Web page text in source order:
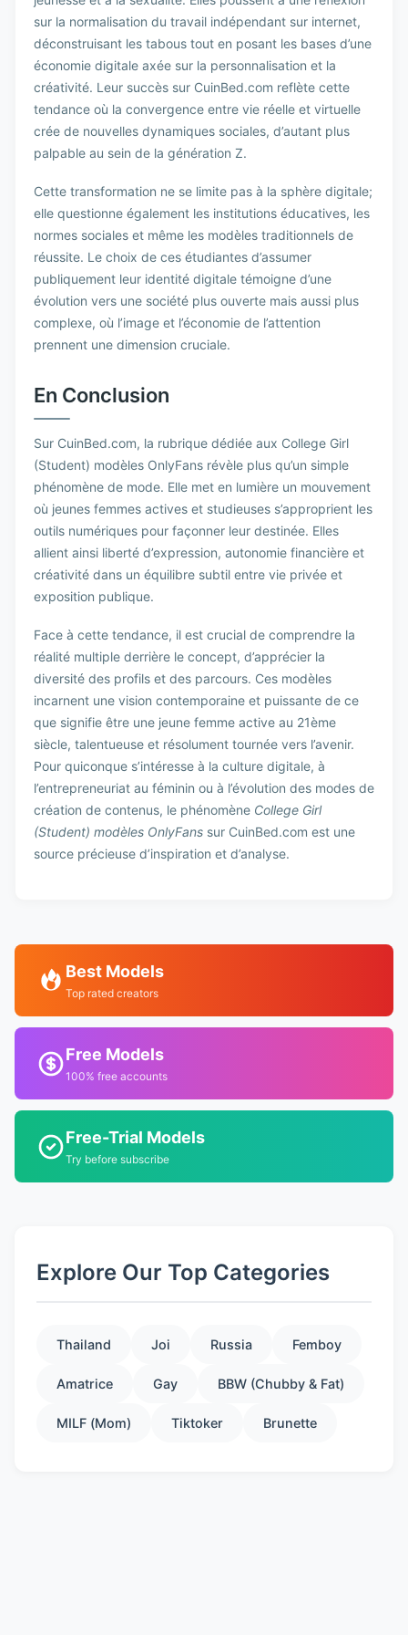
sur la normalisation du travail indépendant sur internet,
déconstruisant les tabous tout en posant les bases d’une
économie digitale axée sur la personnalisation et la
créativité. Leur succès sur CuinBed.com reflète cette
tendance où la convergence entre vie réelle et virtuelle
crée de nouvelles dynamiques sociales, d’autant plus
palpable au sein de la génération Z.
Cette transformation ne se limite pas à la sphère digitale;
elle questionne également les institutions éducatives, les
normes sociales et même les modèles traditionnels de
réussite. Le choix de ces étudiantes d’assumer
publiquement leur identité digitale témoigne d’une
évolution vers une société plus ouverte mais aussi plus
complexe, où l’image et l’économie de l’attention
prennent une dimension cruciale.
En Conclusion
Sur CuinBed.com, la rubrique dédiée aux College Girl
(Student) modèles OnlyFans révèle plus qu’un simple
phénomène de mode. Elle met en lumière un mouvement
où jeunes femmes actives et studieuses s’approprient les
outils numériques pour façonner leur destinée. Elles
allient ainsi liberté d’expression, autonomie financière et
créativité dans un équilibre subtil entre vie privée et
exposition publique.
Face à cette tendance, il est crucial de comprendre la
réalité multiple derrière le concept, d’apprécier la
diversité des profils et des parcours. Ces modèles
incarnent une vision contemporaine et puissante de ce
que signifie être une jeune femme active au 21ème
siècle, talentueuse et résolument tournée vers l’avenir.
Pour quiconque s’intéresse à la culture digitale, à
l’entrepreneuriat au féminin ou à l’évolution des modes de
création de contenus, le phénomène College Girl
(Student) modèles OnlyFans sur CuinBed.com est une
source précieuse d’inspiration et d’analyse.
Best Models
Top rated creators
Free Models
100% free accounts
Free-Trial Models
Try before subscribe
Explore Our Top Categories
Thailand Joi Russia Femboy
Amatrice Gay BBW (Chubby & Fat)
MILF (Mom) Tiktoker Brunette